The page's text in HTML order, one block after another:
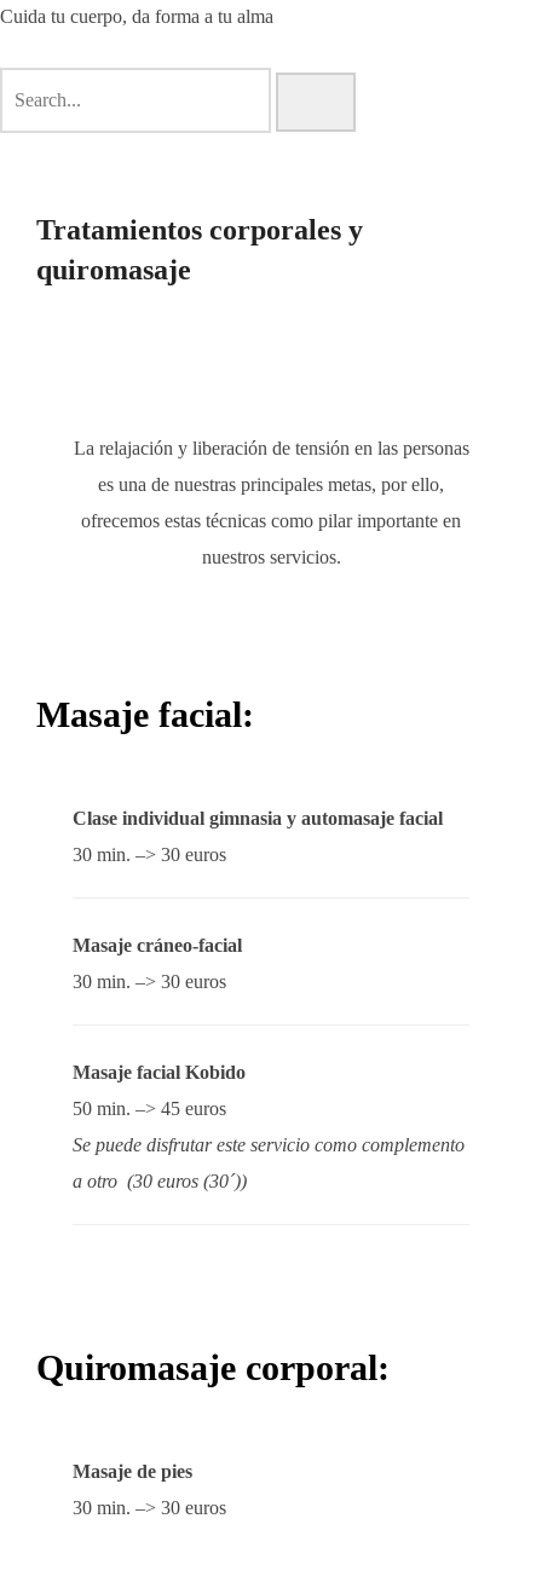
Cuida tu cuerpo, da forma a tu alma
Tratamientos corporales y
quiromasaje
La relajación y liberación de tensión en las personas
es una de nuestras principales metas, por ello,
ofrecemos estas técnicas como pilar importante en
nuestros servicios.
Masaje facial:
Clase individual gimnasia y automasaje facial
30 min. –> 30 euros
Masaje cráneo-facial
30 min. –> 30 euros
Masaje facial Kobido
50 min. –> 45 euros
Se puede disfrutar este servicio como complemento
a otro (30 euros (30´))
Quiromasaje corporal:
Masaje de pies
30 min. –> 30 euros